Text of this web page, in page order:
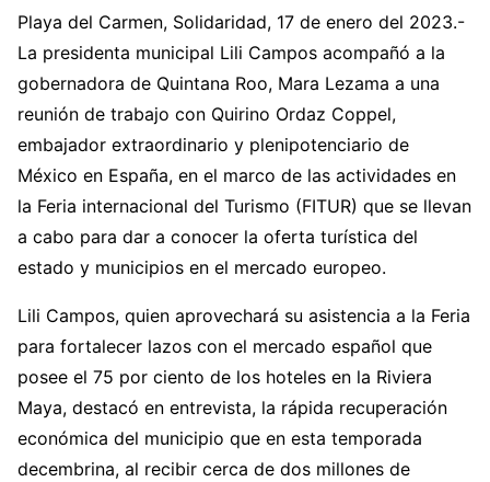
Playa del Carmen, Solidaridad, 17 de enero del 2023.-
La presidenta municipal Lili Campos acompañó a la
gobernadora de Quintana Roo, Mara Lezama a una
reunión de trabajo con Quirino Ordaz Coppel,
embajador extraordinario y plenipotenciario de
México en España, en el marco de las actividades en
la Feria internacional del Turismo (FITUR) que se llevan
a cabo para dar a conocer la oferta turística del
estado y municipios en el mercado europeo.
Lili Campos, quien aprovechará su asistencia a la Feria
para fortalecer lazos con el mercado español que
posee el 75 por ciento de los hoteles en la Riviera
Maya, destacó en entrevista, la rápida recuperación
económica del municipio que en esta temporada
decembrina, al recibir cerca de dos millones de